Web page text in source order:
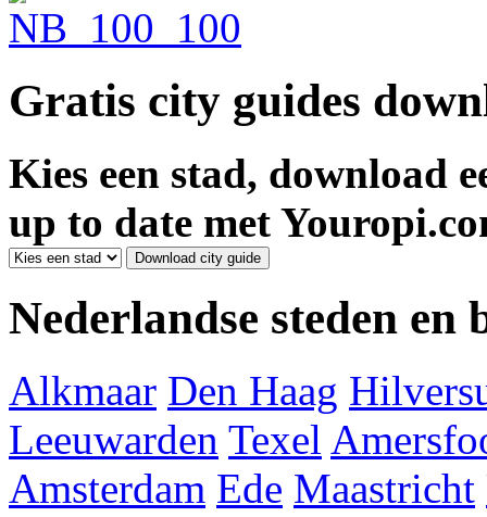
Gratis city guides
Kies een stad, download
up to date met
Nederlandse steden en
Alkmaar Den Haag
Leeuwarden Texel
Amsterdam Ede Maastricht